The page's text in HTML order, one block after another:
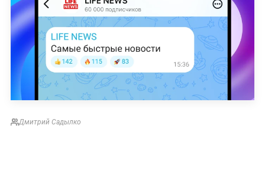
Дмитрий Садылко